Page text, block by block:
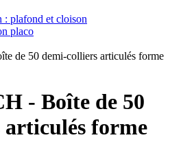
: plafond et cloison
placo
de 50 demi-colliers articulés forme
- Boîte de 50
forme